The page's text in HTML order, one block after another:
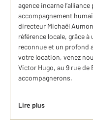
agence incarne
accompagnement
directeur Michaël
référence locale, grâce
reconnue et un profond
votre location, venez
Victor Hugo, au 9 rue de
accompagnerons.
Lire plus